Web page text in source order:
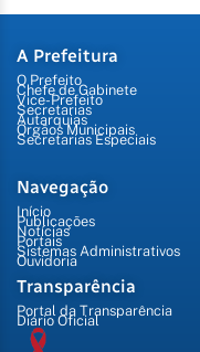
A Prefeitura
O Prefeito
Chefe de Gabinete
Vice-Prefeito
Secretarias
Autarquias
Órgãos Municipais
Secretarias Especiais
Navegação
Início
Publicações
Notícias
Portais
Sistemas Administrativos
Ouvidoria
Transparência
Portal da Transparência
Diário Oficial